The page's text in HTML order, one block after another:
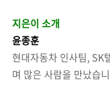
지은이 소개
윤종훈
현대자동차 인사팀, SK
며 많은 사람을 만났습